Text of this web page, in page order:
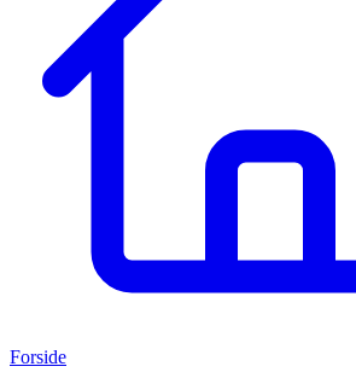
Forside